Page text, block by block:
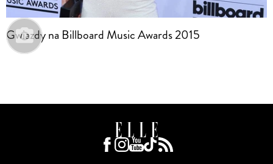
Gwiazdy na Billboard Music Awards 2015